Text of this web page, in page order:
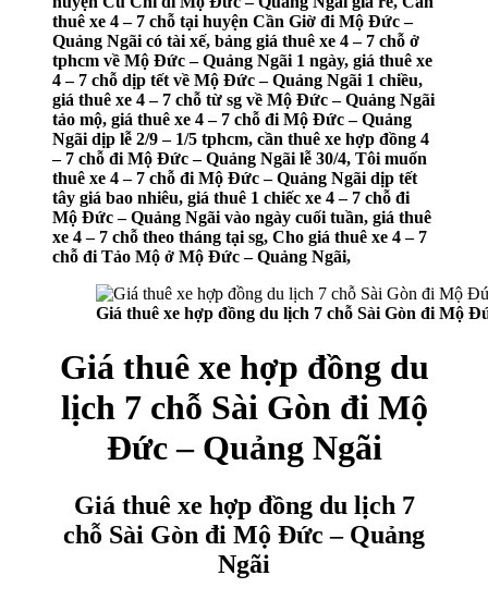
thuê xe 4 – 7 chỗ tại huyện Cần Giờ đi Mộ Đức –
Quảng Ngãi có tài xế, bảng giá thuê xe 4 – 7 chỗ ở
tphcm về Mộ Đức – Quảng Ngãi 1 ngày, giá thuê xe
4 – 7 chỗ dịp tết về Mộ Đức – Quảng Ngãi 1 chiều,
giá thuê xe 4 – 7 chỗ từ sg về Mộ Đức – Quảng Ngãi
tảo mộ, giá thuê xe 4 – 7 chỗ đi Mộ Đức – Quảng
Ngãi dịp lễ 2/9 – 1/5 tphcm, cần thuê xe hợp đồng 4
– 7 chỗ đi Mộ Đức – Quảng Ngãi lễ 30/4, Tôi muốn
thuê xe 4 – 7 chỗ đi Mộ Đức – Quảng Ngãi dịp tết
tây giá bao nhiêu, giá thuê 1 chiếc xe 4 – 7 chỗ đi
Mộ Đức – Quảng Ngãi vào ngày cuối tuần, giá thuê
xe 4 – 7 chỗ theo tháng tại sg, Cho giá thuê xe 4 – 7
chỗ đi Tảo Mộ ở Mộ Đức – Quảng Ngãi,
Giá thuê xe hợp đồng du lịch 7 chỗ Sài Gòn đi Mộ
Giá thuê xe hợp đồng du
lịch 7 chỗ Sài Gòn đi Mộ
Đức – Quảng Ngãi
Giá thuê xe hợp đồng du lịch 7
chỗ Sài Gòn đi Mộ Đức – Quảng
Ngãi